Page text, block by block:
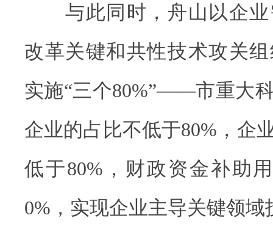
与此同时，舟山以企业
改革关键和共性技术攻关
实施“三个80%”——市重大
企业的占比不低于80%，企
低于80%，财政资金补助
0%，实现企业主导关键领